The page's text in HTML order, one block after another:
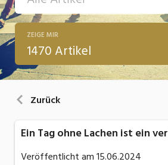
13 Fragen - 13 Antworten
Arbeit
ZEIGE MIR
1470 Artikel
Zurück
Ein Tag ohne Lachen ist ein
Veröffentlicht am15.06.2024